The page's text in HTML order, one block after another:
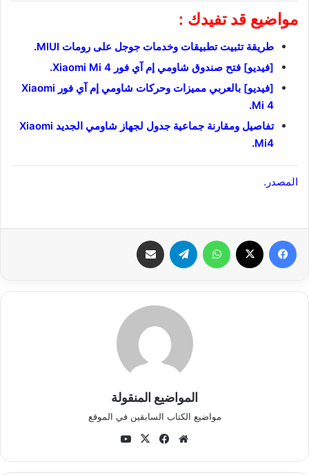
مواضيع قد تفيدك :
طريقة تثبيت تطبيقات وخدمات جوجل على رومات MIUI.
[فيديو] فتح صندوق شاومي إم آي فور Xiaomi Mi 4.
[فيديو] بالعربي مميزات وحركات شاومي إم آي فور Xiaomi
Mi 4.
تفاصيل ومقارنة جماعية جدول لجهاز شاومي الجديد Xiaomi
Mi4
.
المصدر.
المواضيع المنقولة
مواضيع الكتاب السابقين في الموقع
موق
الوي
في
وك
‫X
ub